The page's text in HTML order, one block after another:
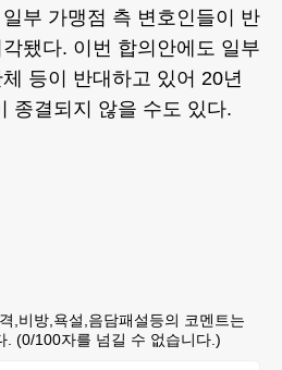
부 가맹점 측 변호인들이 반
됐다. 이번 합의안에도 일부
등이 반대하고 있어 20년
종결되지 않을 수도 있다.
,비방,욕설,음담패설등의 코멘트는
. (0/100자를 넘길 수 없습니다.)